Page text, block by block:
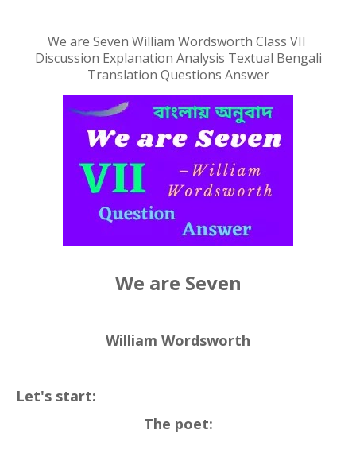
We are Seven William Wordsworth Class VII
Discussion Explanation Analysis Textual Bengali
Translation Questions Answer
We are Seven
William Wordsworth
Let's start:
The poet: